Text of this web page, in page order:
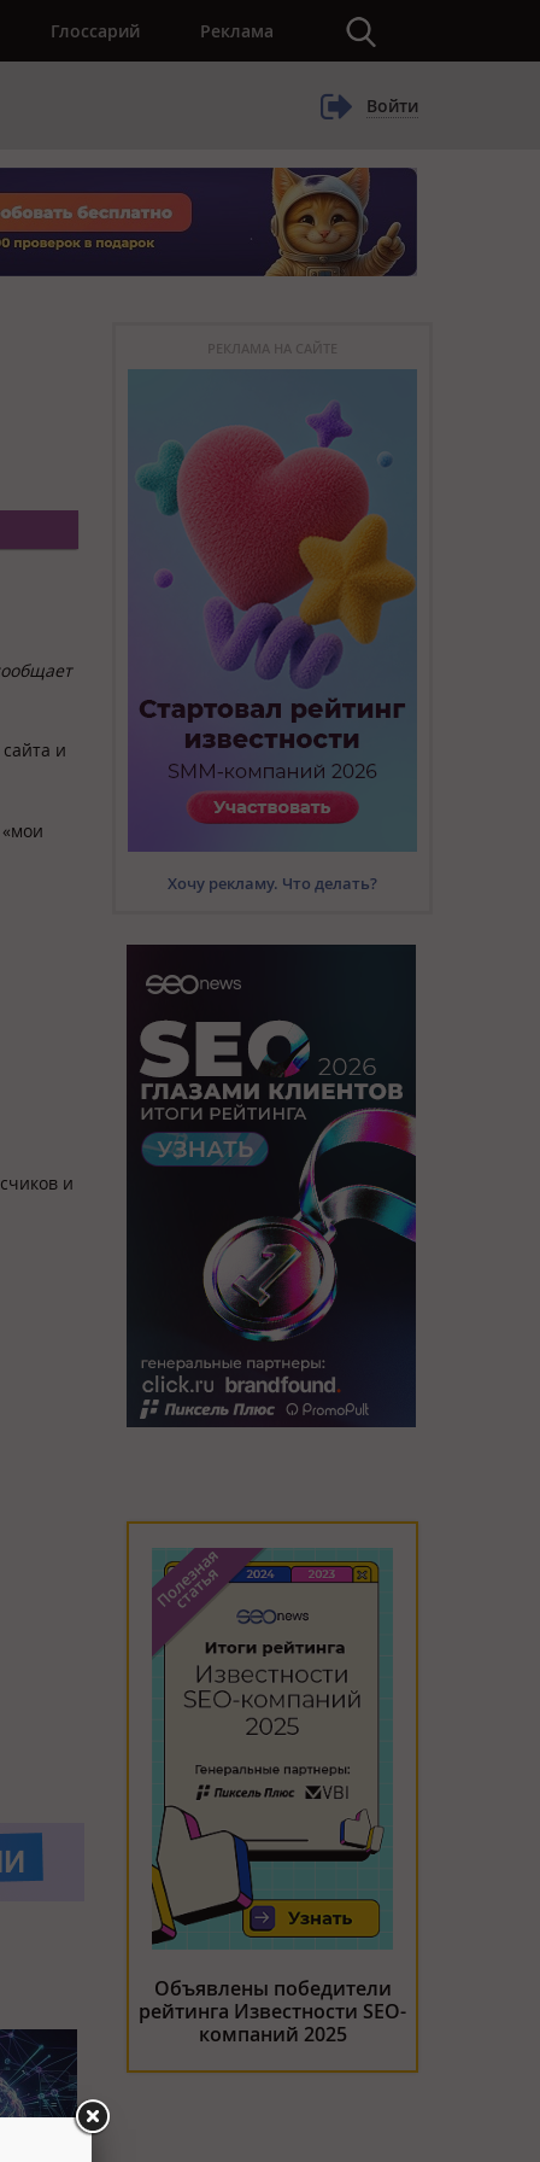
Глоссарий Реклама
Войти
и
и
РЕКЛАМА НА САЙТЕ
Хочу рекламу. Что делать?
Объявлены победители
рейтинга Известности SEO-
компаний 2025